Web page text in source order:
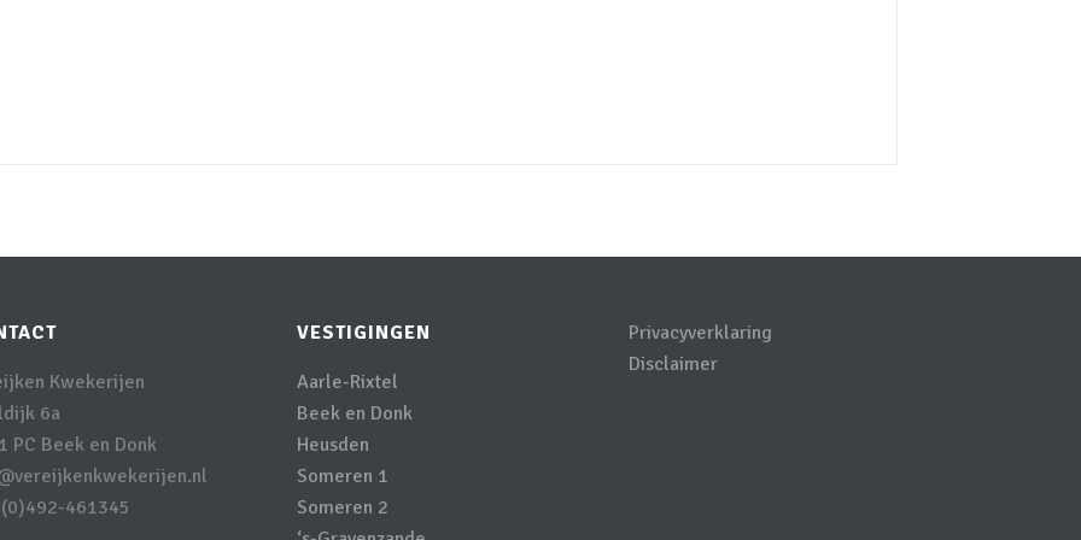
Kwekerijen
6a
PC Beek en Donk
461345
VESTIGINGEN
Aarle-Rixtel
Beek en Donk
Heusden
Someren 1
Someren 2
Privacyverklaring
Disclaimer